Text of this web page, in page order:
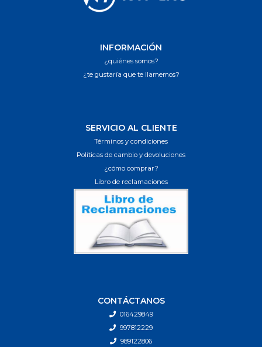
INFORMACIÓN
¿quiénes somos?
¿te gustaría que te llamemos?
SERVICIO AL CLIENTE
Términos y condiciones
Políticas de cambio y devoluciones
¿cómo comprar?
Libro de reclamaciones
CONTÁCTANOS
016429849
997812229
989122806